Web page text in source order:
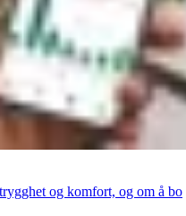
og komfort, og om å bo